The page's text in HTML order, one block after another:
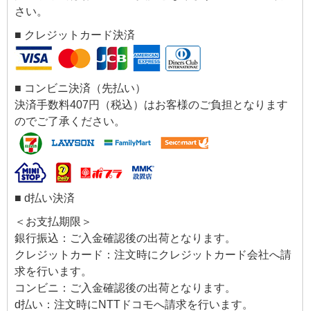
さい。
■ クレジットカード決済
■ コンビニ決済（先払い）
決済手数料407円（税込）はお客様のご負担となります
のでご了承ください。
■ d払い決済
＜お支払期限＞
銀行振込：ご入金確認後の出荷となります。
クレジットカード：注文時にクレジットカード会社へ請
求を行います。
コンビニ：ご入金確認後の出荷となります。
d払い：注文時にNTTドコモへ請求を行います。